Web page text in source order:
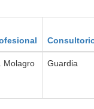
Molagro Guardia